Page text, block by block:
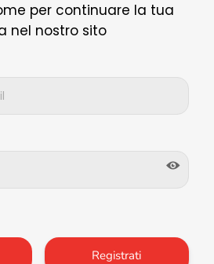
per continuare la tua
nel nostro sito
Registrati